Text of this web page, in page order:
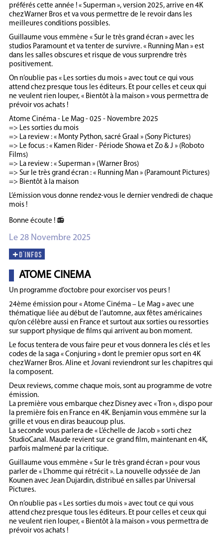
préférés cette année ! « Superman », version 2025, arrive en 4K
chez Warner Bros et va vous permettre de le revoir dans les
meilleures conditions possibles.
Guillaume vous emmène « Sur le très grand écran » avec les
studios Paramount et va tenter de survivre. « Running Man » est
dans les salles obscures et risque de vous surprendre très
positivement.
On n’oublie pas « Les sorties du mois » avec tout ce qui vous
attend chez presque tous les éditeurs. Et pour celles et ceux qui
ne veulent rien louper, « Bientôt à la maison » vous permettra de
prévoir vos achats !
Atome Cinéma - Le Mag - 025 - Novembre 2025
=> Les sorties du mois
=> La review : « Monty Python, sacré Graal » (Sony Pictures)
=> Le focus : « Kamen Rider - Période Showa et Zo & J » (Roboto
Films)
=> La review : « Superman » (Warner Bros)
=> Sur le très grand écran : « Running Man » (Paramount Pictures)
=> Bientôt à la maison
L’émission vous donne rendez-vous le dernier vendredi de chaque
mois !
Bonne écoute ! 📻
Le 28 Novembre 2025
ATOME CINEMA
Un programme d’octobre pour exorciser vos peurs !
24ème émission pour « Atome Cinéma – Le Mag » avec une
thématique liée au début de l’automne, aux fêtes américaines
qu’on célèbre aussi en France et surtout aux sorties ou ressorties
sur support physique de films qui arrivent au bon moment.
Le focus tentera de vous faire peur et vous donnera les clés et les
codes de la saga « Conjuring » dont le premier opus sort en 4K
chez Warner Bros. Aline et Jovani reviendront sur les chapitres qui
la composent.
Deux reviews, comme chaque mois, sont au programme de votre
émission.
La première vous embarque chez Disney avec « Tron », dispo pour
la première fois en France en 4K. Benjamin vous emmène sur la
grille et vous en diras beaucoup plus.
La seconde vous parlera de « L’échelle de Jacob » sorti chez
StudioCanal. Maude revient sur ce grand film, maintenant en 4K,
parfois malmené par la critique.
Guillaume vous emmène « Sur le très grand écran » pour vous
parler de « L’homme qui rétrécit ». La nouvelle odyssée de Jan
Kounen avec Jean Dujardin, distribué en salles par Universal
Pictures.
On n’oublie pas « Les sorties du mois » avec tout ce qui vous
attend chez presque tous les éditeurs. Et pour celles et ceux qui
ne veulent rien louper, « Bientôt à la maison » vous permettra de
prévoir vos achats !